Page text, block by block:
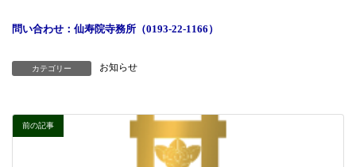
問い合わせ：仙寿院寺務所（0193-22-1166）
カテゴリー お知らせ
前の記事